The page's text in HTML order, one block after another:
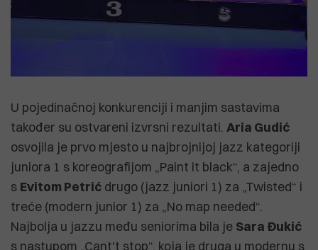
U pojedinačnoj konkurenciji i manjim sastavima
također su ostvareni izvrsni rezultati. Aria Gudić
osvojila je prvo mjesto u najbrojnijoj jazz kategoriji
juniora 1 s koreografijom „Paint it black“, a zajedno
s Evitom Petrić drugo (jazz juniori 1) za „Twisted“ i
treće (modern junior 1) za „No map needed“.
Najbolja u jazzu među seniorima bila je Sara Đukić
s nastupom „Cant't stop“, koja je druga u modernu s